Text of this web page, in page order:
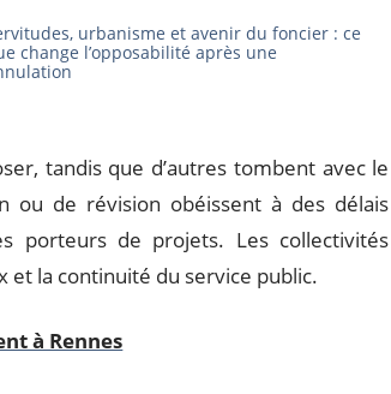
urbanisme et avenir du foncier : ce
change l’opposabilité après une
tandis que d’autres tombent avec le
ou de révision obéissent à des délais
porteurs de projets. Les collectivités
et la continuité du service public.
à Rennes